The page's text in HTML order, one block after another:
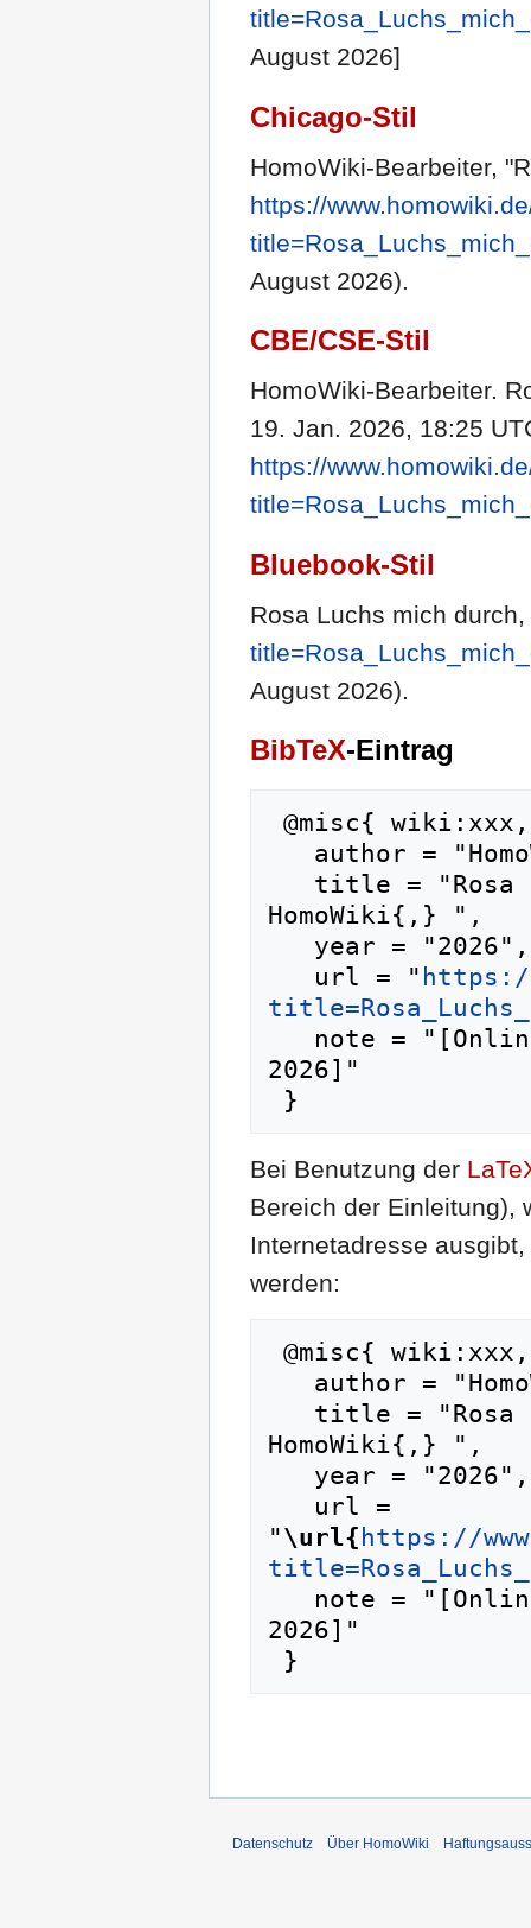
August 2026]
Chicago-Stil
HomoWiki-Bearbeiter,
https://
August 2026).
CBE/CSE-Stil
HomoWiki-Bearbeiter.
19. Jan. 2026, 18:25
https://
Bluebook-Stil
Rosa Luchs mich durch,
August 2026).
BibTeX-Eintrag
HomoWiki{,} ",
   url = "
https://
2026]"
Bei Benutzung der
Bereich der Einleitung),
Internetadresse
werden:
HomoWiki{,} ",
"\url{ https://
2026]"
Datenschutz Über HomoWiki